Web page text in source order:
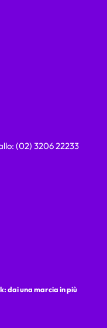
(02) 3206 22233
dai una marcia in più